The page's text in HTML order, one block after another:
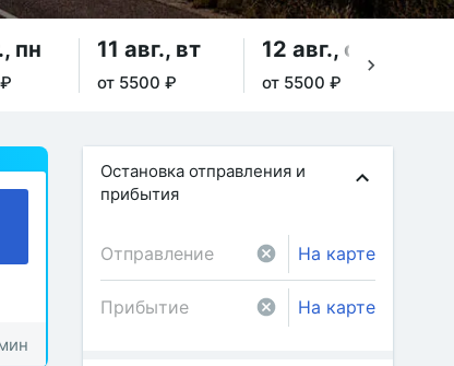
пн 11 авг., вт
от 5500 ₽
12 авг., ср
от 5500 ₽
Остановка отправления и
прибытия
На карте
На карте